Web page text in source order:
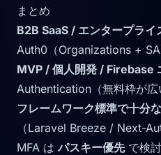
まとめ
B2B SaaS / エンタープライ
Auth0（Organizations +
MVP / 個人開発 / Firebase
Authentication（無料枠が広
フレームワーク標準で十分
（Laravel Breeze / Next-
MFA はパスキー優先で検